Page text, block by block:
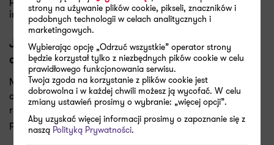
inwestycje.
Jakie ryzyka dla firm niesie ograniczenie
amortyzacji podatkowej?
Nowe przepisy mogą prowadzić do wzrostu podstawy
opodatkowania i podatku dochodowego. Dodatkowym
ryzykiem są kontrole podatkowe w przypadku zmian
polityki rachunkowości.
strony na używanie plików cookie, pikseli, znaczników i
podobnych technologii w celach analitycznych i
marketingowych.
Wybierając opcję „Odrzuć wszystkie” operator strony
będzie korzystał tylko z niezbędnych pików cookie w celu
prawidłowego funkcjonowania serwisu.
Twoja zgoda na korzystanie z plików cookie jest
dobrowolna i w każdej chwili możesz ją wycofać. W celu
zmiany ustawień prosimy o wybranie: „więcej opcji”.
Aby uzyskać więcej informacji prosimy o zapoznanie się z
naszą Polityką Prywatności.